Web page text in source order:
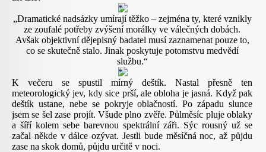
„Dramatické nadsázky umírají těžko – zejména ty, které vznikly
ze zoufalé potřeby zvýšení morálky ve válečných dobách.
Avšak objektivní dějepisný badatel musí zaznamenat pouze to,
co se skutečně stalo. Jinak poskytuje potomstvu medvědí
službu.“
K večeru se spustil mírný deštík. Nastal přesně ten
meteorologický jev, kdy sice prší, ale obloha je jasná. Když pak
deštík ustane, nebe se pokryje oblačností. Po západu slunce
jsem se šel zase projít. Všude plno zvěře. Půlměsíc pluje oblaky
a šíří kolem sebe barevnou spektrální záři. Sýc rousný už se
začal někde v dálce ozývat. Jestli bude měsíčná noc, až půjdu
zase na skok domů, půjdu určitě v noci.